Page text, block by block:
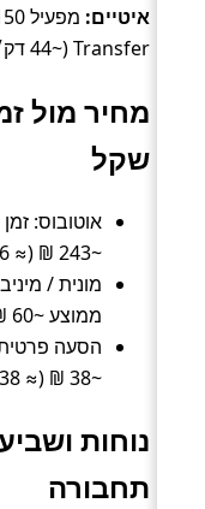
איטיים:
Transfer (~44 דק׳), Tamtama Jaya (~43 דק׳).
מחיר מול
שקל
~243 ₪ (≈ 36 ₪ לשעה).
ממוצע ~60 ₪ (≈ 60 ₪ לשעה).
~38 ₪ (≈ 38 ₪ לשעה).
נוחות
תחבורה